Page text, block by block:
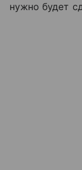
нужно будет